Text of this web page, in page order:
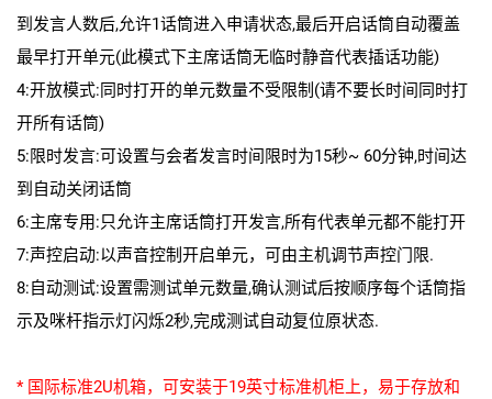
到发言人数后,允许1话筒进入申请状态,最后开启话筒自动覆盖
最早打开单元(此模式下主席话筒无临时静音代表插话功能)
4:开放模式:同时打开的单元数量不受限制(请不要长时间同时打
开所有话筒)
5:限时发言:可设置与会者发言时间限时为15秒~ 60分钟,时间达
到自动关闭话筒
6:主席专用:只允许主席话筒打开发言,所有代表单元都不能打开
7:声控启动:以声音控制开启单元，可由主机调节声控门限.
8:自动测试:设置需测试单元数量,确认测试后按顺序每个话筒指
示及咪杆指示灯闪烁2秒,完成测试自动复位原状态.
* 国际标准2U机箱，可安装于19英寸标准机柜上，易于存放和